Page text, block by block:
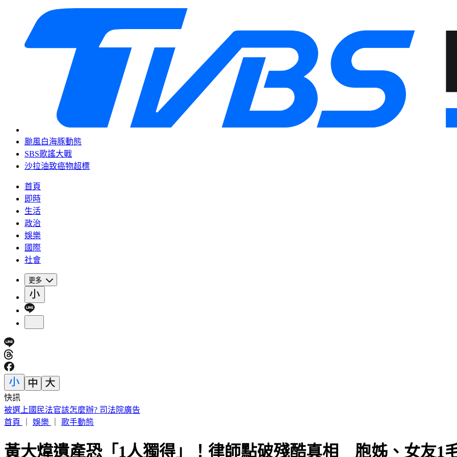
颱風白海豚動態
SBS歌謠大戰
沙拉油致癌物超標
首頁
即時
生活
政治
娛樂
國際
社會
更多
快訊
IU無預警召喚前男友 韓網替「她」心疼：很不舒服
首頁
娛樂 歌手動態
黃大煒遺產恐「1人獨得」！律師點破殘酷真相 胞姊、女友1